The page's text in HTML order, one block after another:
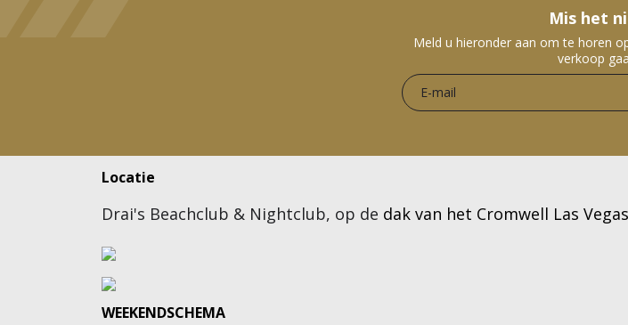
Mis het
Meld u hieronder aan om te horen
verkoop
Locatie
Drai's Beachclub & Nightclub, op de dak van het Cromwell Las
WEEKENDSCHEMA